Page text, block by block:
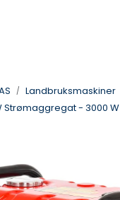
Landbruksmaskiner
Strømaggregat - 3000 W